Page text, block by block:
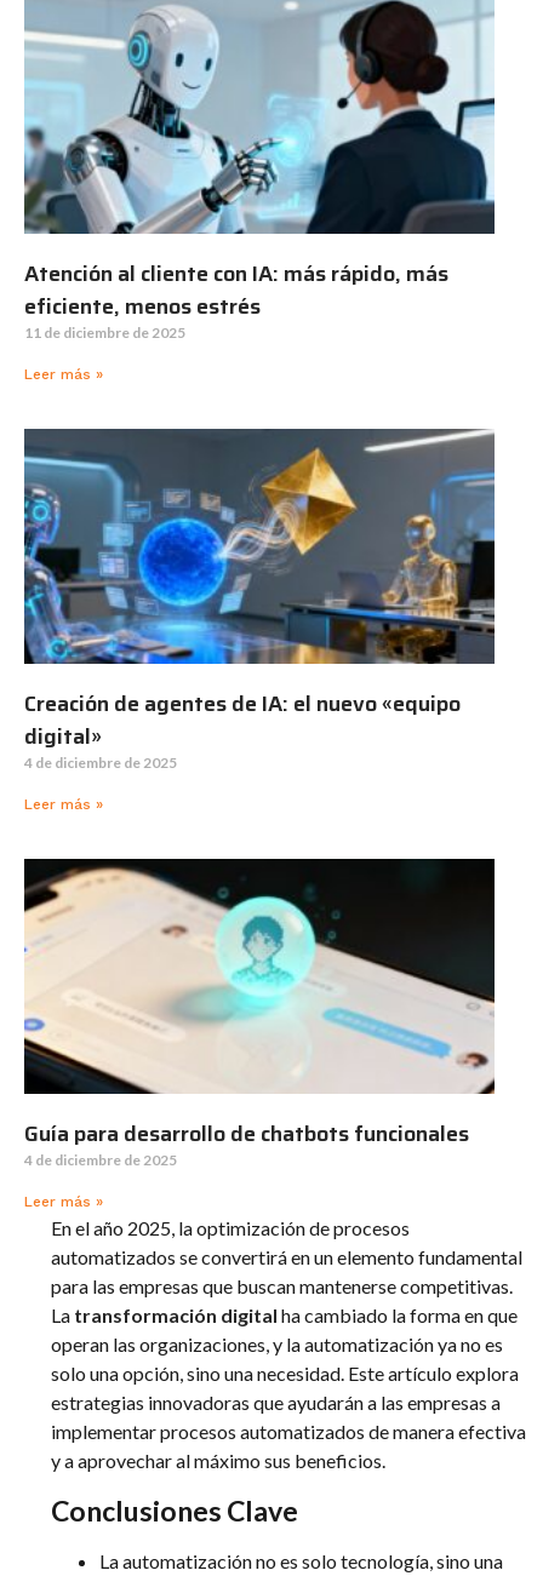
Atención al cliente con IA: más rápido, más
eficiente, menos estrés
11 de diciembre de 2025
Leer más »
Creación de agentes de IA: el nuevo «equipo
digital»
4 de diciembre de 2025
Leer más »
Guía para desarrollo de chatbots funcionales
4 de diciembre de 2025
Leer más »
En el año 2025, la optimización de procesos
automatizados se convertirá en un elemento fundamental
para las empresas que buscan mantenerse competitivas.
La transformación digital ha cambiado la forma en que
operan las organizaciones, y la automatización ya no es
solo una opción, sino una necesidad. Este artículo explora
estrategias innovadoras que ayudarán a las empresas a
implementar procesos automatizados de manera efectiva
y a aprovechar al máximo sus beneficios.
Conclusiones Clave
La automatización no es solo tecnología, sino una